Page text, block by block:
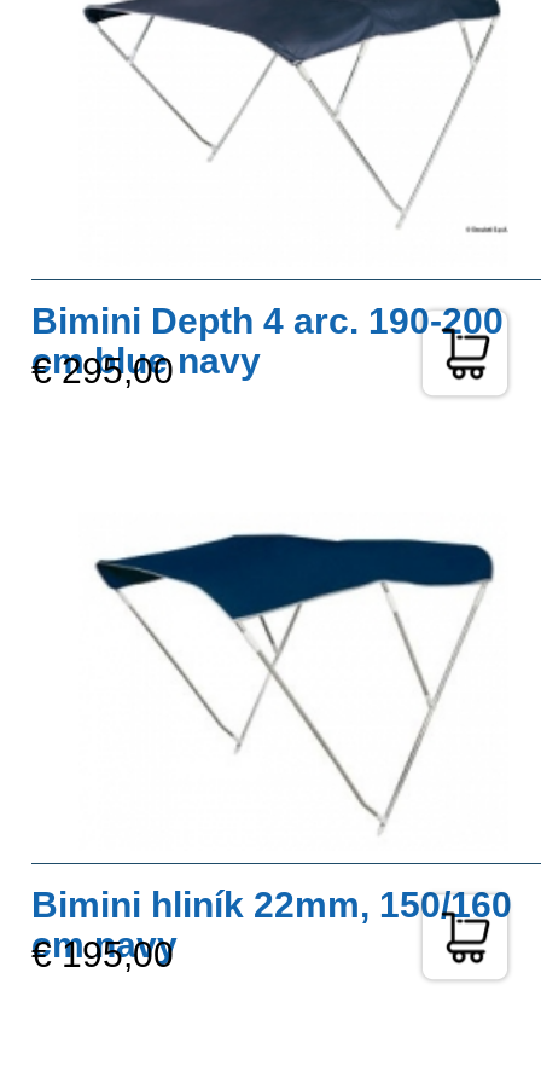
Bimini Depth 4 arc. 190-200
cm blue navy
€ 295,00
Bimini hliník 22mm, 150/160
cm navy
€ 195,00